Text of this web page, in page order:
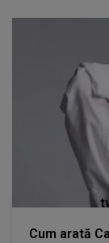
Cum arată